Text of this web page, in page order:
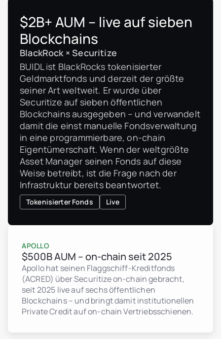
$2B+ AUM – live auf sieben
Blockchains
BlackRock × Securitize
BUIDL ist BlackRocks tokenisierter
Geldmarktfonds und derzeit der größte
seiner Art weltweit. Er wurde über
Securitize auf sieben öffentlichen
Blockchains ausgegeben – und verwandelt
damit die einst manuelle Fondsverwaltung
in eine programmierbare, on-chain
Eigentümerschaft. Wenn der weltgrößte
Asset Manager seinen Fonds auf diese
Weise betreibt, ist die Frage nach der
Infrastruktur bereits beantwortet.
Tokenisierter Fonds Live
APOLLO
$500B AUM – on-chain seit 2025
Apollo hat seinen Flaggschiff-Kreditfonds
(ACRED) über Securitize on-chain gebracht,
seit 2025 live auf sechs öffentlichen
Blockchains – und bringt damit institutionellen
Private Credit auf on-chain Vertriebsschienen.